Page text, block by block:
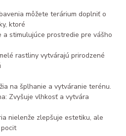
môžete terárium doplniť o
ktoré
a stimulujúce prostredie pre vášho
rastliny vytvárajú prirodzené
na šplhanie a vytváranie terénu.
Zvyšuje vlhkosť a vytvára
nielenže zlepšuje estetiku, ale